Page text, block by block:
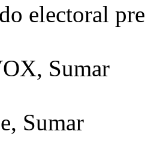
electoral
Sumar
Sumar